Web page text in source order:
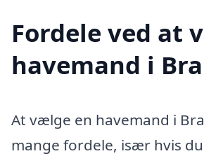
Fordele ved at
havemand i
At vælge en havemand i
mange fordele, især hvis